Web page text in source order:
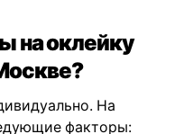
на оклейку
На
факторы: